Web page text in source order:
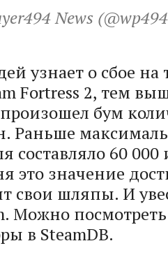
News
узнает о сбое на
Fortress 2, тем
бум
Раньше
составляло 60
это значение
свои шляпы. И
Можно
в SteamDB.